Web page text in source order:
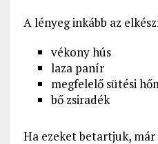
A lényeg inkább az
vékony hús
laza panír
megfelelő sütési
bő zsiradék
Ha ezeket betartjuk,